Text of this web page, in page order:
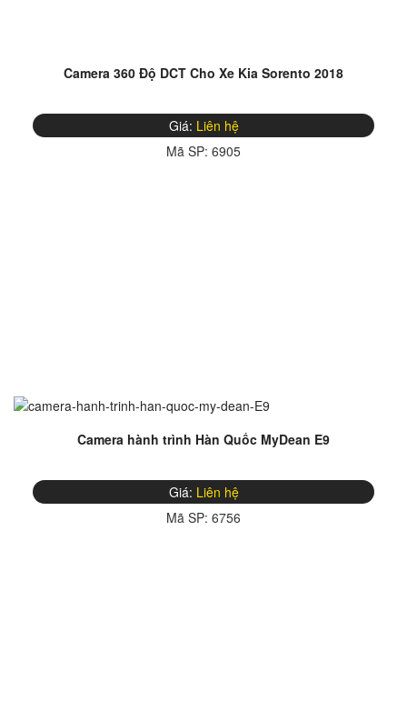
Camera 360 Độ DCT Cho Xe Kia Sorento 2018
Giá: Liên hệ
Mã SP: 6905
Camera hành trình Hàn Quốc MyDean E9
Giá: Liên hệ
Mã SP: 6756